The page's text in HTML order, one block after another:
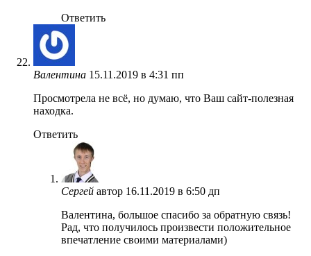
Ответить
Валентина 15.11.2019 в 4:31 пп
Просмотрела не всё, но думаю, что Ваш сайт-полезная
находка.
Ответить
Сергей автор 16.11.2019 в 6:50 дп
Валентина, большое спасибо за обратную связь!
Рад, что получилось произвести положительное
впечатление своими материалами)